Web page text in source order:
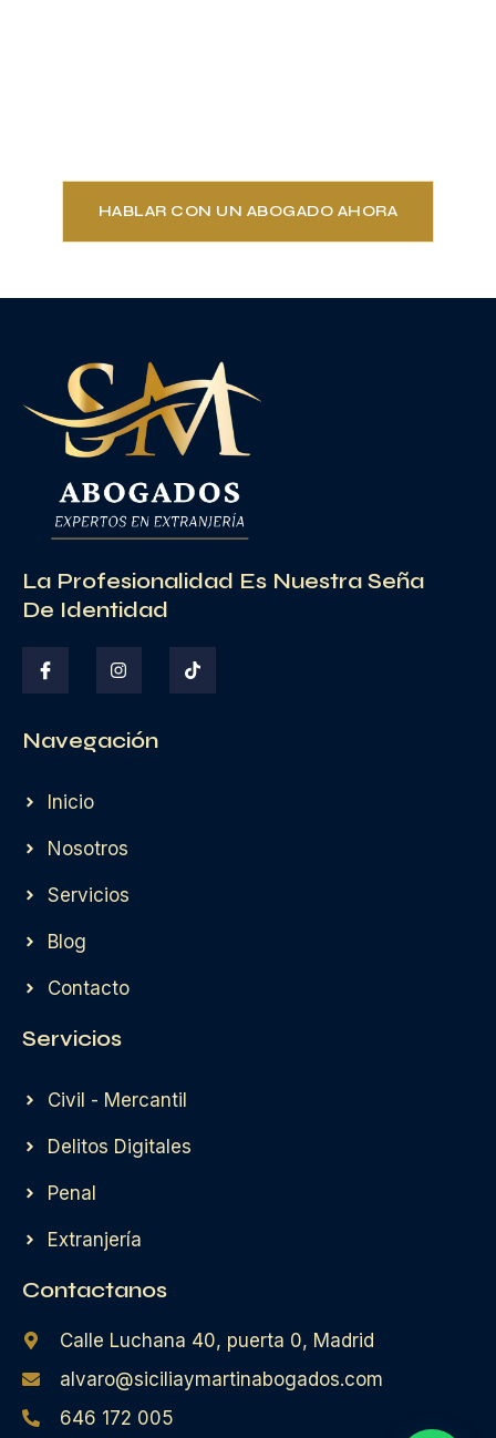
HABLAR CON UN ABOGADO AHORA
La Profesionalidad Es Nuestra Seña
De Identidad
Navegación
Inicio
Nosotros
Servicios
Blog
Contacto
Servicios
Civil - Mercantil
Delitos Digitales
Penal
Extranjería
Contactanos
Calle Luchana 40, puerta 0, Madrid
alvaro@siciliaymartinabogados.com
646 172 005